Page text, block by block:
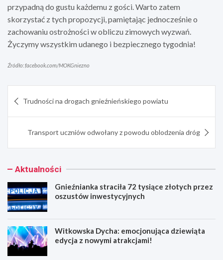
przypadną do gustu każdemu z gości. Warto zatem
skorzystać z tych propozycji, pamiętając jednocześnie o
zachowaniu ostrożności w obliczu zimowych wyzwań.
Życzymy wszystkim udanego i bezpiecznego tygodnia!
Źródło: facebook.com/MOKGniezno
wpisu
Trudności na drogach gnieźnieńskiego powiatu
Transport uczniów odwołany z powodu oblodzenia dróg
Aktualności
Gnieźnianka straciła 72 tysiące złotych przez
oszustów inwestycyjnych
Witkowska Dycha: emocjonująca dziewiąta
edycja z nowymi atrakcjami!